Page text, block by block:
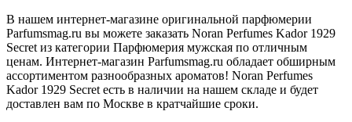
В нашем интернет-магазине оригинальной парфюмерии
Parfumsmag.ru вы можете заказать Noran Perfumes Kador 1929
Secret из категории Парфюмерия мужская по отличным
ценам. Интернет-магазин Parfumsmag.ru обладает обширным
ассортиментом разнообразных ароматов! Noran Perfumes
Kador 1929 Secret есть в наличии на нашем складе и будет
доставлен вам по Москве в кратчайшие сроки.